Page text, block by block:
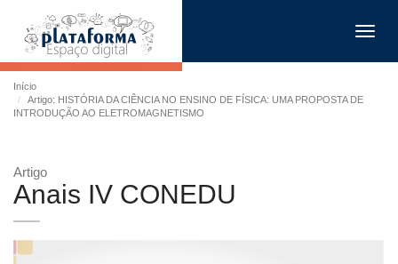
Início
Artigo: HISTÓRIA DA CIÊNCIA NO ENSINO DE FÍSICA: UMA PROPOSTA DE
INTRODUÇÃO AO ELETROMAGNETISMO
Artigo
Anais IV CONEDU